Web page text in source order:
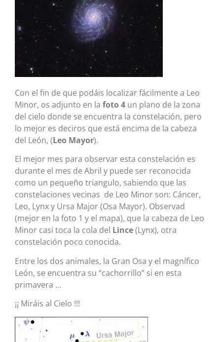
Con el fin de que podáis localizar fácilmente a Leo
Minor, os adjunto en la foto 4 un plano de la zona
del cielo donde se encuentra la constelación, pero
lo mejor es deciros que está encima de la cabeza
del León, (Leo Mayor).
El mejor mes para observar esta constelación es
durante el mes de Abril y puede ser reconocida
como un pequeño triangulo, sabiendo que las
constelaciones vecinas de Leo Minor son: Cáncer,
Leo, Lynx y Ursa Major (Osa Mayor). Observad
(mejor en la foto 1 y el mapa), que la cabeza de Leo
Minor casi toca la cola del Lince(Lynx), otra
constelación poco conocida.
Entre los dos animales, la Gran Osa y el magnífico
León, se encuentra su “cachorrillo” si en esta
primavera …
¡¡ Miráis al Cielo !!!